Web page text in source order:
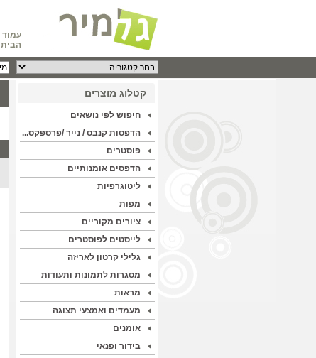
עמוד
הבית
קטלוג מוצרים
חיפוש לפי נושאים
הדפסות קנבס / נייר /פרספקס...
פוסטרים
הדפסים אומנותיים
ליטוגרפיות
מפות
ציורים מקוריים
לייסטים לפוסטרים
גלילי קרטון לאריזה
מסגרות לתמונות ותעודות
מראות
מעמדים ואמצעי תצוגה
אומנים
בידור ופנאי